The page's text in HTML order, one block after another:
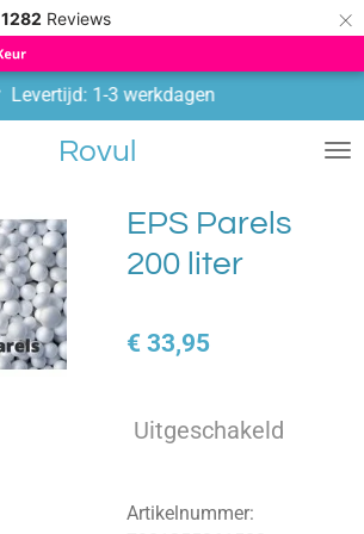
1282 Reviews ×
Rovul
Levertijd: 1-3 werkdagen
EPS Parels
200 liter
€ 33,95
Uitgeschakeld
Artikelnummer: